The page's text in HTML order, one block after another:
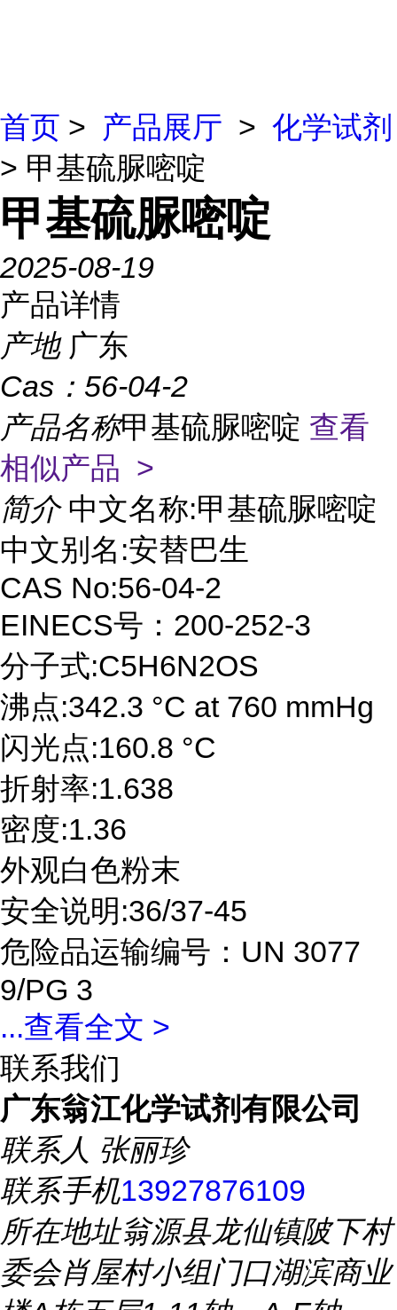
首页 > 产品展厅 > 化学试剂
> 甲基硫脲嘧啶
甲基硫脲嘧啶
2025-08-19
产品详情
产地 广东
Cas： 56-04-2
产品名称甲基硫脲嘧啶 查看
相似产品 >
简介 中文名称:甲基硫脲嘧啶
中文别名:安替巴生
CAS No:56-04-2
EINECS号：200-252-3
分子式:C5H6N2OS
沸点:342.3 °C at 760 mmHg
闪光点:160.8 °C
折射率:1.638
密度:1.36
外观白色粉末
安全说明:36/37-45
危险品运输编号：UN 3077
9/PG 3
...查看全文 >
联系我们
广东翁江化学试剂有限公司
联系人 张丽珍
联系手机13927876109
所在地址翁源县龙仙镇陂下村
委会肖屋村小组门口湖滨商业